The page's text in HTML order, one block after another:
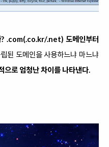
? .com(.co.kr/.net) 도메인부터
된 도메인을 사용하느냐 마느냐
으로 엄청난 차이를 나타낸다.